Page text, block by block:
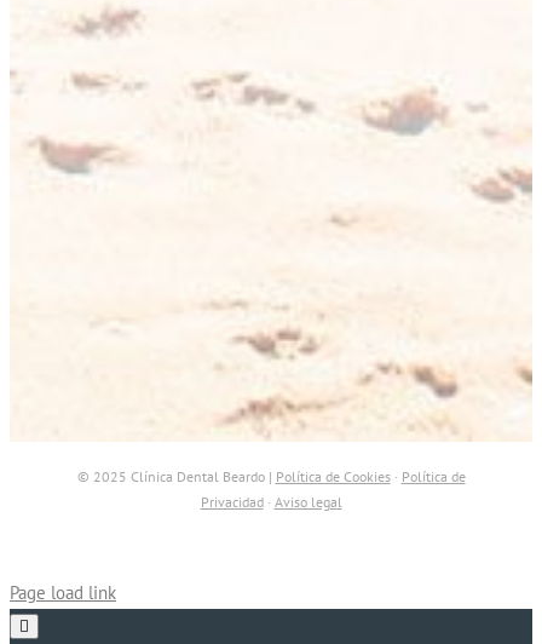
© 2025 Clínica Dental Beardo | Política de Cookies· Política de
Privacidad· Aviso legal
Page load link